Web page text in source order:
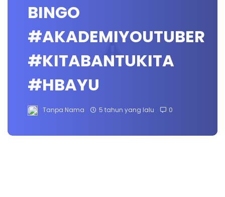
BINGO
#AKADEMIYOUTUBER
#KITABANTUKITA
#HBAYU
Tanpa Nama 5 tahun yang lalu 0